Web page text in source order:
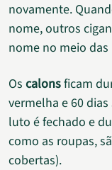
novamente.
nome, outros
nome no meio das
Os calonsficam
vermelha e 60
luto é fechado e
como as roupas,
cobertas).